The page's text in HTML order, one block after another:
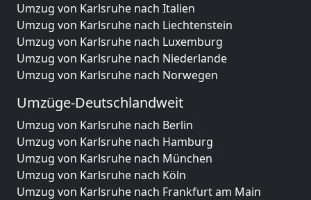
Umzug von Karlsruhe nach Italien
Umzug von Karlsruhe nach Liechtenstein
Umzug von Karlsruhe nach Luxemburg
Umzug von Karlsruhe nach Niederlande
Umzug von Karlsruhe nach Norwegen
Umzüge-Deutschlandweit
Umzug von Karlsruhe nach Berlin
Umzug von Karlsruhe nach Hamburg
Umzug von Karlsruhe nach München
Umzug von Karlsruhe nach Köln
Umzug von Karlsruhe nach Frankfurt am Main